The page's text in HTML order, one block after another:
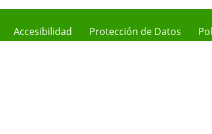
Accesibilidad Protección de Datos